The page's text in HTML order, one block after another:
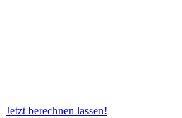
Jetzt berechnen lassen!